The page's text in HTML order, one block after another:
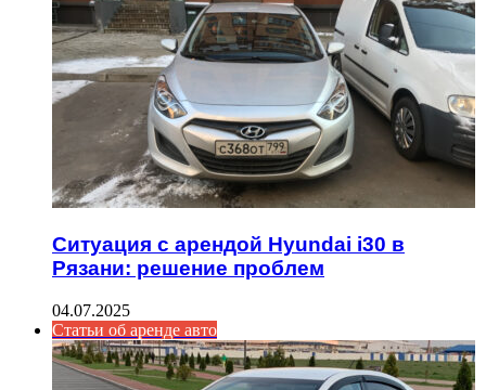
Ситуация с арендой Hyundai i30 в
Рязани: решение проблем
04.07.2025
Статьи об аренде авто